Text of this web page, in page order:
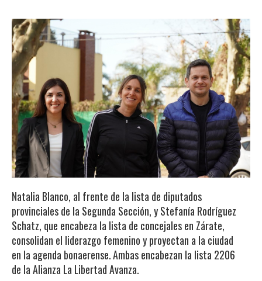
Natalia Blanco, al frente de la lista de diputados
provinciales de la Segunda Sección, y Stefanía Rodríguez
Schatz, que encabeza la lista de concejales en Zárate,
consolidan el liderazgo femenino y proyectan a la ciudad
en la agenda bonaerense. Ambas encabezan la lista 2206
de la Alianza La Libertad Avanza.